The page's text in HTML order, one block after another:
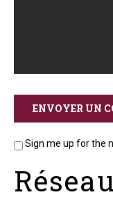
Sign me up for the